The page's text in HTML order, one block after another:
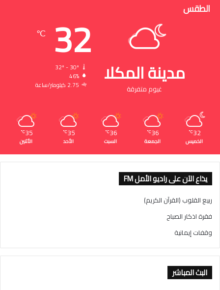
الطقس
مدينة المكلا
غيوم متفرقة
32
℃
46%
2.75 كيلومتر/ساعة
32
℃
الخميس
36
℃
الجمعة
36
℃
السبت
35
℃
الأحد
35
℃
الأثنين
يذاع الآن على راديو الأمل FM
ربيع القلوب (القرآن الكريم)
فقرة اذكار الصباح
وقفات إيمانية
البث المباشر